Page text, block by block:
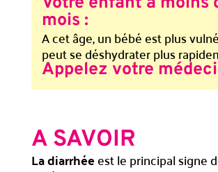
mois :
A cet âge, un bébé est plus
peut se déshydrater plus
Appelez votre
A SAVOIR
La diarrhéeest le principal signe